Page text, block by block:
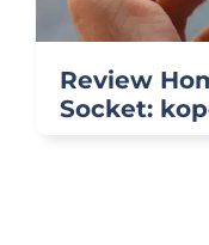
Review
Socket: